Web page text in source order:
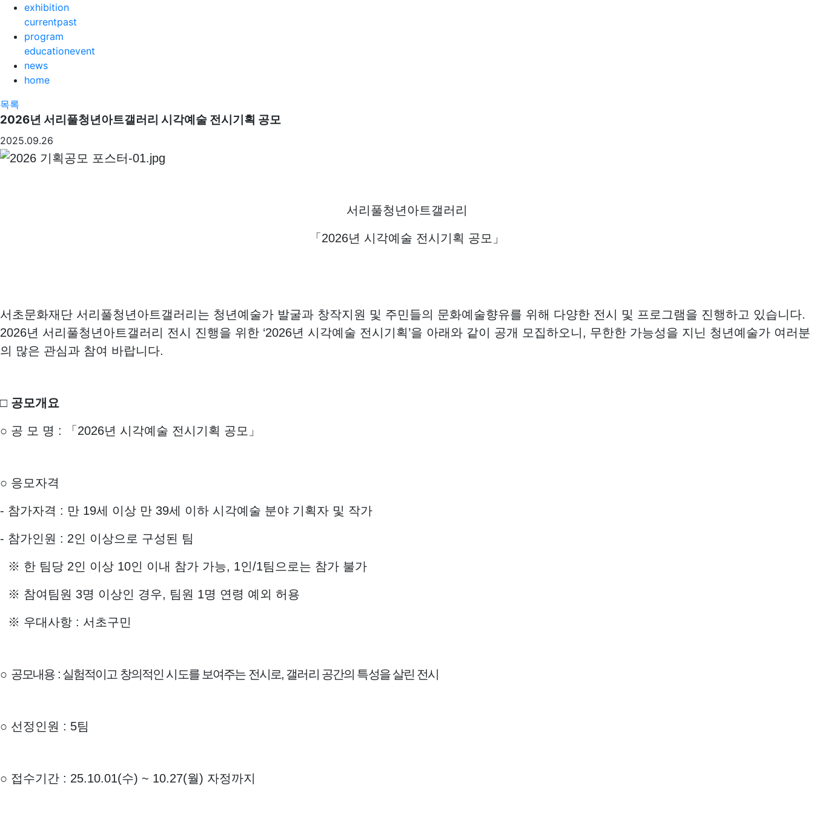
exhibition
currentpast
program
educationevent
news
home
목록
2026년 서리풀청년아트갤러리 시각예술 전시기획 공모
2025.09.26
서리풀청년아트갤러리
「 2026년 시각예술 전시기획 공모 」
서초문화재단 서리풀청년아트갤러리는 청년예술가 발굴과 창작지원 및 주민들의 문화예술향유를 위해 다양한 전시 및 프로그램을 진행하고 있습니다.
2026년 서리풀청년아트갤러리 전시 진행을 위한 ‘2026년 시각예술 전시기획’을 아래와 같이 공개 모집하오니, 무한한 가능성을 지닌 청년예술가 여러분
의 많은 관심과 참여 바랍니다.
□ 공모개요
○ 공 모 명 : 「 2026년 시각예술 전시기획 공모 」
○ 응모자격
- 참가자격 : 만 19세 이상 만 39세 이하 시각예술 분야 기획자 및 작가
- 참가인원 : 2인 이상으로 구성된 팀
※ 한 팀당 2인 이상 10인 이내 참가 가능, 1인/1팀으로는 참가 불가
※ 참여팀원 3명 이상인 경우, 팀원 1명 연령 예외 허용
※ 우대사항 : 서초구민
○ 공모내용 : 실험적이고 창의적인 시도를 보여주는 전시로, 갤러리 공간의 특성을 살린 전시
○ 선정인원 : 5팀
○ 접수기간 : 25.10.01(수) ~ 10.27(월) 자정까지